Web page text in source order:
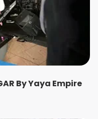
By Yaya Empire